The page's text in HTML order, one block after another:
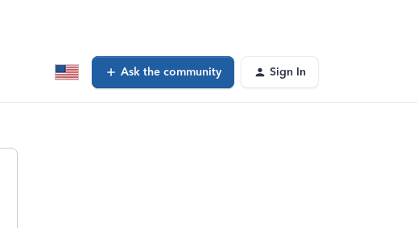
Ask the community Sign In